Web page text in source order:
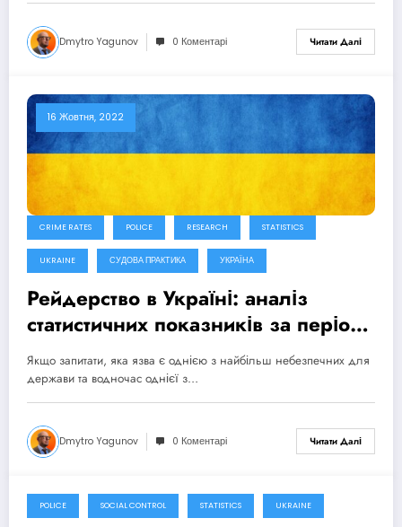
Dmytro Yagunov 0 Коментарі Читати Далі
16 Жовтня, 2022
CRIME RATES POLICE RESEARCH STATISTICS
UKRAINE СУДОВА ПРАКТИКА УКРАЇНА
Рейдерство в Україні: аналіз
статистичних показників за період
2013 – 9 місяців 2022
Якщо запитати, яка язва є однією з найбільш небезпечних для
держави та водночас однієї з…
Dmytro Yagunov 0 Коментарі Читати Далі
14 Жовтня, 2022
POLICE SOCIAL CONTROL STATISTICS UKRAINE